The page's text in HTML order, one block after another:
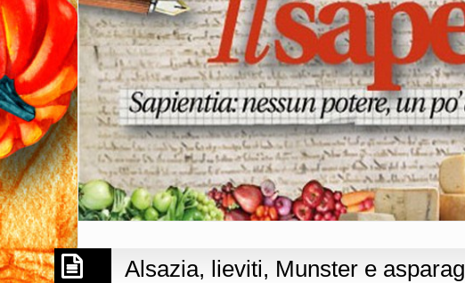
Alsazia, lieviti, Munster e